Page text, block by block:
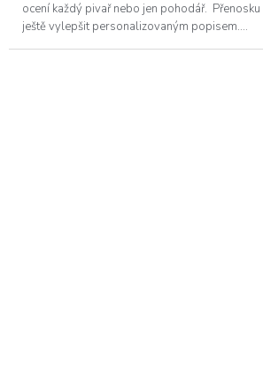
ocení každý pivař nebo jen pohodář.
ještě vylepšit personalizovaným popisem....